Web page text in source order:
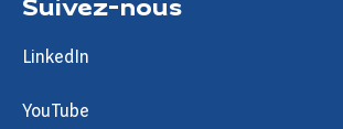
LinkedIn
YouTube